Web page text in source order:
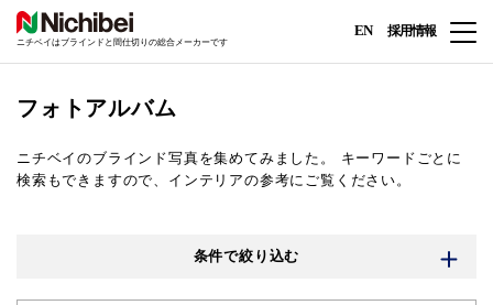
ニチベイはブラインドと間仕切りの総合メーカーです
EN 採用情報
フォトアルバム
ニチベイのブラインド写真を集めてみました。
キーワードごとに
検索もできますので、インテリアの参考にご覧ください。
条件で絞り込む